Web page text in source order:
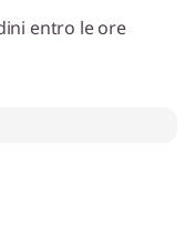
entro le ore